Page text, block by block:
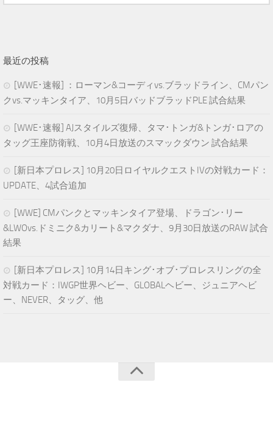
最近の投稿
[WWE･速報] ：ローマン&コーディvs.ブラッドライン、CMパン
クvs.マッキンタイア、10月5日バッドブラッドPLE 試合結果
[WWE･速報] AJスタイルズ復帰、タマ･トンガ&トンガ･ロアの
タッグ王座防衛戦、10月4日放送のスマックダウン 試合結果
[新日本プロレス] 10月20日ロイヤルクエストIVの対戦カード：
UPDATE、4試合追加
[WWE] CMパンクとマッキンタイア登場、ドラゴン･リー
&LWOvs.ドミニク&カリート&マクダナ、9月30日放送のRAW 試合
結果
[新日本プロレス] 10月14日キング･オブ･プロレスリングの全
対戦カード：IWGP世界ヘビー、GLOBALヘビー、ジュニアヘビ
ー、NEVER、タッグ、他